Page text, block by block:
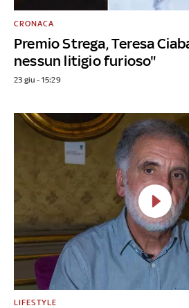
Premio Strega, Teresa
nessun litigio furioso"
CRONACA
23 giu - 15:29
LIFESTYLE